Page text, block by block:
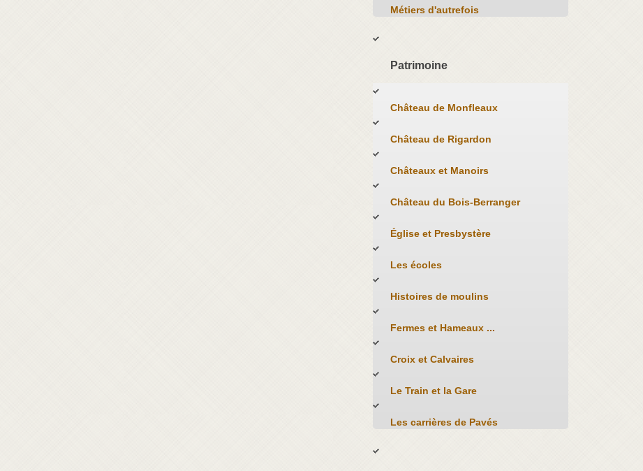
Métiers d'autrefois
Patrimoine
Château de Monfleaux
Château de Rigardon
Châteaux et Manoirs
Château du Bois-Berranger
Église et Presbystère
Les écoles
Histoires de moulins
Fermes et Hameaux ...
Croix et Calvaires
Le Train et la Gare
Les carrières de Pavés